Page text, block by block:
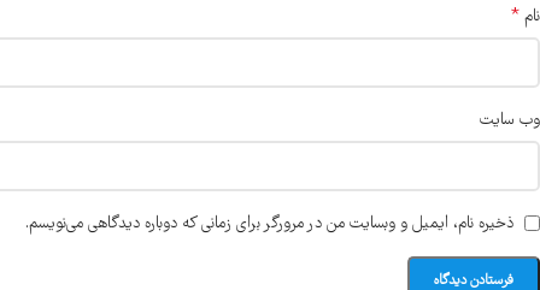
نام *
وب‌ سایت
ذخیره نام، ایمیل و وبسایت من در مرورگر برای زمانی که دوباره دیدگاهی می‌نویسم.